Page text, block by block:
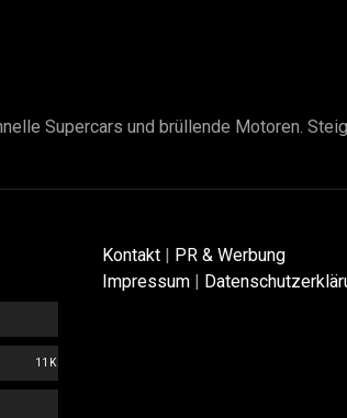
Supercars und brüllende Motoren.
11K
Kontakt | PR & Werbung
Impressum |